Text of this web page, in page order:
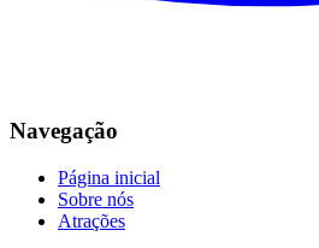
Navegação
Página inicial
Sobre nós
Atrações